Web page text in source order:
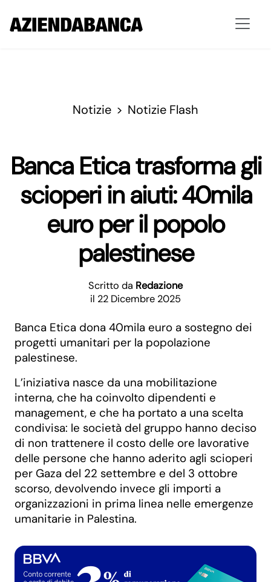
Notizie Notizie Flash
Banca Etica trasforma gli
scioperi in aiuti: 40mila
euro per il popolo
palestinese
Scritto da Redazione
il 22 Dicembre 2025
Banca Etica dona 40mila euro a sostegno dei
progetti umanitari per la popolazione
palestinese.
L’iniziativa nasce da una mobilitazione
interna, che ha coinvolto dipendenti e
management, e che ha portato a una scelta
condivisa: le società del gruppo hanno deciso
di non trattenere il costo delle ore lavorative
delle persone che hanno aderito agli scioperi
per Gaza del 22 settembre e del 3 ottobre
scorso, devolvendo invece gli importi a
organizzazioni in prima linea nelle emergenze
umanitarie in Palestina.